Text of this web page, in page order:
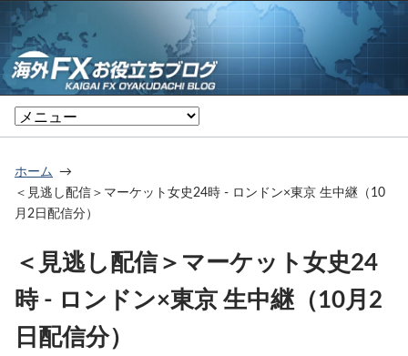
ホーム
＜見逃し配信＞マーケット女史24時 - ロンドン×東京 生中継（10
月2日配信分）
＜見逃し配信＞マーケット女史24
時 - ロンドン×東京 生中継（10月2
日配信分）